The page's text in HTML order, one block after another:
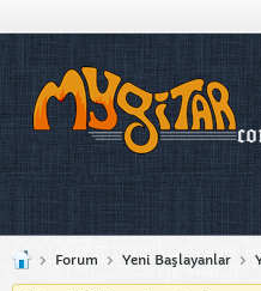
Forum Yeni Başlayanlar